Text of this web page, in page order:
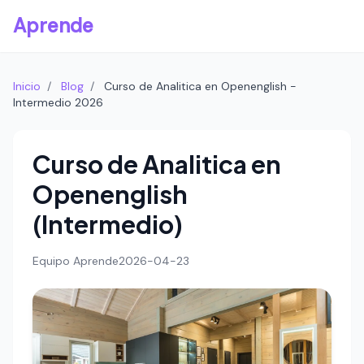
Aprende
Inicio / Blog /
Curso de Analitica en Openenglish -
Intermedio 2026
Curso de Analitica en
Openenglish
(Intermedio)
Equipo Aprende2026-04-23